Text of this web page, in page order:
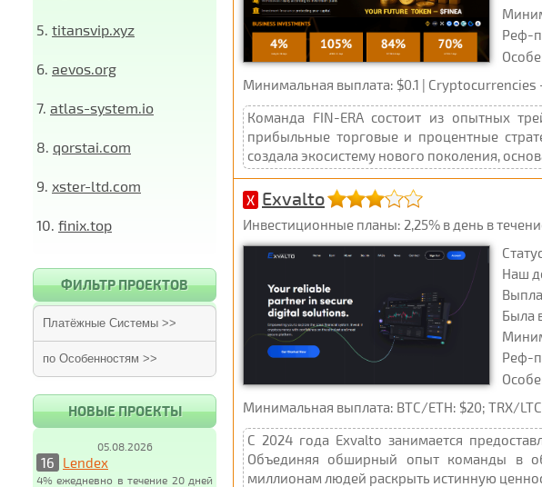
5. titansvip.xyz
6. aevos.org
7. atlas-system.io
8. qorstai.com
9. xster-ltd.com
10. finix.top
ФИЛЬТР ПРОЕКТОВ
Платёжные Системы >>
по Особенностям >>
НОВЫЕ ПРОЕКТЫ
05.08.2026
16 Lendex
4% ежедневно в течение 20 дней
Реф-
Минимальная выплата: $0.1 | Cryptocurrencies
Команда FIN-ERA состоит из опытных
прибыльные торговые и процентные
создала экосистему нового поколения,
X Exvalto
Инвестиционные планы: 2,25% в день в
Наш
Была
Реф-
Минимальная выплата: BTC/ETH: $20; TRX/
С 2024 года Exvalto занимается
Объединяя обширный опыт команды в
миллионам людей раскрыть истинную